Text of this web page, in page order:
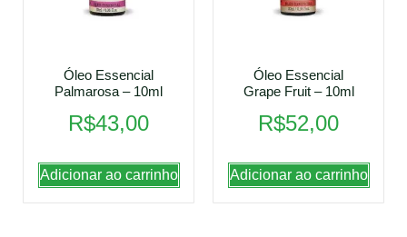
Óleo Essencial
Palmarosa – 10ml
R$43,00
Adicionar ao carrinho
Óleo Essencial
Grape Fruit – 10ml
R$52,00
Adicionar ao carrinho